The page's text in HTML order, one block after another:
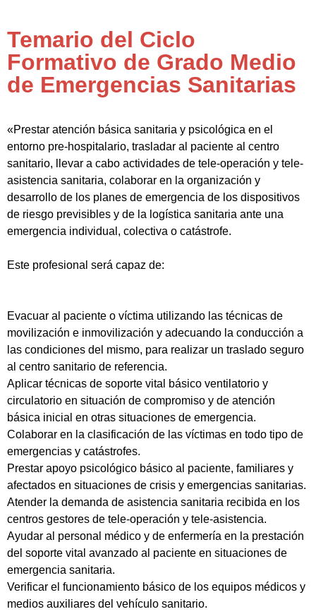
Temario del Ciclo
Formativo de Grado Medio
de Emergencias Sanitarias
«Prestar atención básica sanitaria y psicológica en el
entorno pre-hospitalario, trasladar al paciente al centro
sanitario, llevar a cabo actividades de tele-operación y tele-
asistencia sanitaria, colaborar en la organización y
desarrollo de los planes de emergencia de los dispositivos
de riesgo previsibles y de la logística sanitaria ante una
emergencia individual, colectiva o catástrofe.
Este profesional será capaz de:
Evacuar al paciente o víctima utilizando las técnicas de
movilización e inmovilización y adecuando la conducción a
las condiciones del mismo, para realizar un traslado seguro
al centro sanitario de referencia.
Aplicar técnicas de soporte vital básico ventilatorio y
circulatorio en situación de compromiso y de atención
básica inicial en otras situaciones de emergencia.
Colaborar en la clasificación de las víctimas en todo tipo de
emergencias y catástrofes.
Prestar apoyo psicológico básico al paciente, familiares y
afectados en situaciones de crisis y emergencias sanitarias.
Atender la demanda de asistencia sanitaria recibida en los
centros gestores de tele-operación y tele-asistencia.
Ayudar al personal médico y de enfermería en la prestación
del soporte vital avanzado al paciente en situaciones de
emergencia sanitaria.
Verificar el funcionamiento básico de los equipos médicos y
medios auxiliares del vehículo sanitario.